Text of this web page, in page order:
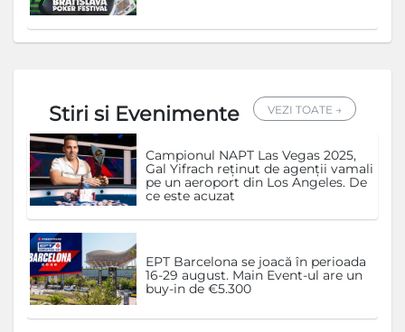
Stiri si Evenimente VEZI TOATE →
Campionul NAPT Las Vegas 2025,
Gal Yifrach reținut de agenții vamali
pe un aeroport din Los Angeles. De
ce este acuzat
EPT Barcelona se joacă în perioada
16-29 august. Main Event-ul are un
buy-in de €5.300